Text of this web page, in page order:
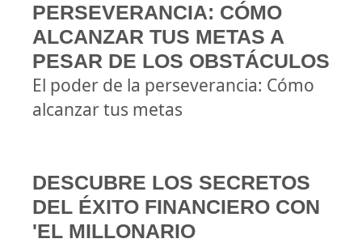
PERSEVERANCIA: CÓMO
ALCANZAR TUS METAS A
PESAR DE LOS OBSTÁCULOS
El poder de la perseverancia: Cómo
alcanzar tus metas
DESCUBRE LOS SECRETOS
DEL ÉXITO FINANCIERO CON
'EL MILLONARIO